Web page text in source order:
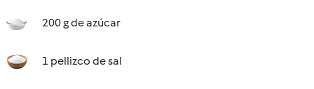
200 g de azúcar
1 pellizco de sal